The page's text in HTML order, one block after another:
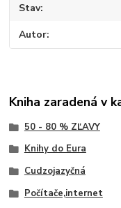
Stav
Autor
Kniha zaradená v
50 - 80 % ZĽAVY
Knihy do Eura
Cudzojazyčná
Počítače,internet